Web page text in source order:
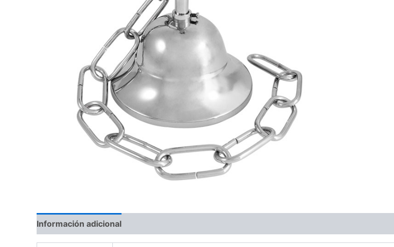
Información adicional